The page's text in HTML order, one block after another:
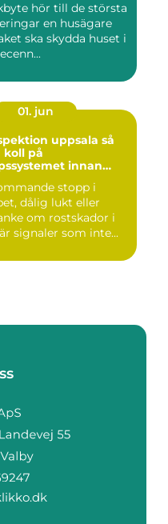
hör till de största
en husägare
ska skydda huset i
01. jun
uppsala så
koll på
innan
växer
stopp i
dålig lukt eller
om rostskador i
signaler som inte...